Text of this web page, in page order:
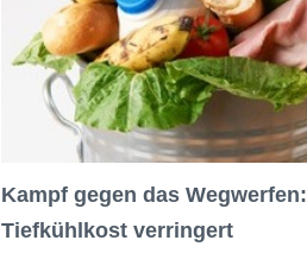
Kampf gegen das Wegwerfen:
Tiefkühlkost verringert